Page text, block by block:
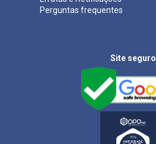
Perguntas frequentes
Site seguro